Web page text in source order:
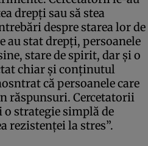
drepţi sau să stea
despre starea lor de
au stat drepţi, persoanele
stare de spirit, dar şi o
chiar şi conţinutul
că persoanele care
răspunsuri. Cercetatorii
o strategie simplă de
rezistenţei la stres”.